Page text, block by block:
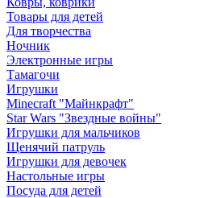
Товары для детей
Для творчества
Ночник
Электронные игры
Тамагочи
Игрушки
Minecraft "Майнкрафт"
Star Wars "Звездные войны"
Игрушки для мальчиков
Щенячий патруль
Игрушки для девочек
Настольные игры
Посуда для детей